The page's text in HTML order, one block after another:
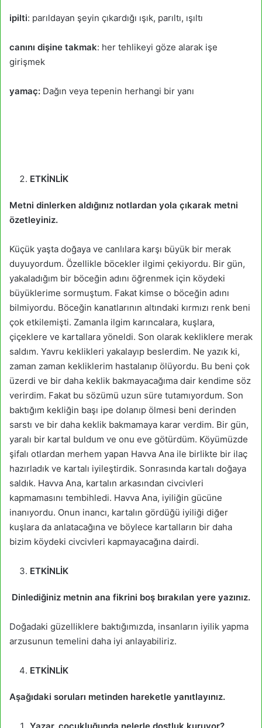
ipilti: parıldayan şeyin çıkardığı ışık, parıltı, ışıltı
canını dişine takmak: her tehlikeyi göze alarak işe
girişmek
yamaç: Dağın veya tepenin herhangi bir yanı
ETKİNLİK
Metni dinlerken aldığınız notlardan yola çıkarak metni
özetleyiniz.
Küçük yaşta doğaya ve canlılara karşı büyük bir merak
duyuyordum. Özellikle böcekler ilgimi çekiyordu. Bir gün,
yakaladığım bir böceğin adını öğrenmek için köydeki
büyüklerime sormuştum. Fakat kimse o böceğin adını
bilmiyordu. Böceğin kanatlarının altındaki kırmızı renk beni
çok etkilemişti. Zamanla ilgim karıncalara, kuşlara,
çiçeklere ve kartallara yöneldi. Son olarak kekliklere merak
saldım. Yavru keklikleri yakalayıp beslerdim. Ne yazık ki,
zaman zaman kekliklerim hastalanıp ölüyordu. Bu beni çok
üzerdi ve bir daha keklik bakmayacağıma dair kendime söz
verirdim. Fakat bu sözümü uzun süre tutamıyordum. Son
baktığım kekliğin başı ipe dolanıp ölmesi beni derinden
sarstı ve bir daha keklik bakmamaya karar verdim. Bir gün,
yaralı bir kartal buldum ve onu eve götürdüm. Köyümüzde
şifalı otlardan merhem yapan Havva Ana ile birlikte bir ilaç
hazırladık ve kartalı iyileştirdik. Sonrasında kartalı doğaya
saldık. Havva Ana, kartalın arkasından civcivleri
kapmamasını tembihledi. Havva Ana, iyiliğin gücüne
inanıyordu. Onun inancı, kartalın gördüğü iyiliği diğer
kuşlara da anlatacağına ve böylece kartalların bir daha
bizim köydeki civcivleri kapmayacağına dairdi.
ETKİNLİK
Dinlediğiniz metnin ana fikrini boş bırakılan yere yazınız.
Doğadaki güzelliklere baktığımızda, insanların iyilik yapma
arzusunun temelini daha iyi anlayabiliriz.
ETKİNLİK
Aşağıdaki soruları metinden hareketle yanıtlayınız.